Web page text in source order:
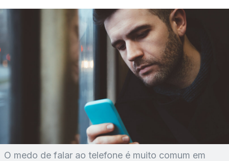
O medo de falar ao telefone é muito comum em